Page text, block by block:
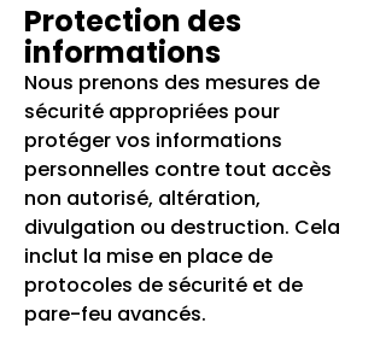
Protection des
informations
Nous prenons des mesures de
sécurité appropriées pour
protéger vos informations
personnelles contre tout accès
non autorisé, altération,
divulgation ou destruction. Cela
inclut la mise en place de
protocoles de sécurité et de
pare-feu avancés.